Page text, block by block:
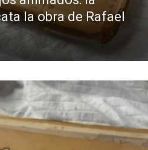
la obra de Rafael